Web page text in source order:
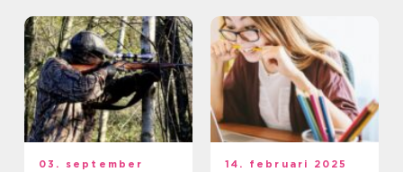
03. september
14. februari 2025